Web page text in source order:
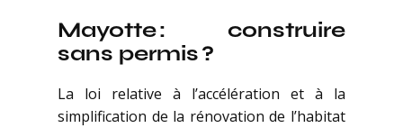
Mayotte : construire
sans permis ?
La loi relative à l’accélération et à la
simplification de la rénovation de l’habitat